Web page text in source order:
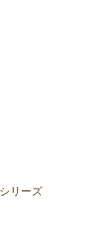
リーズ